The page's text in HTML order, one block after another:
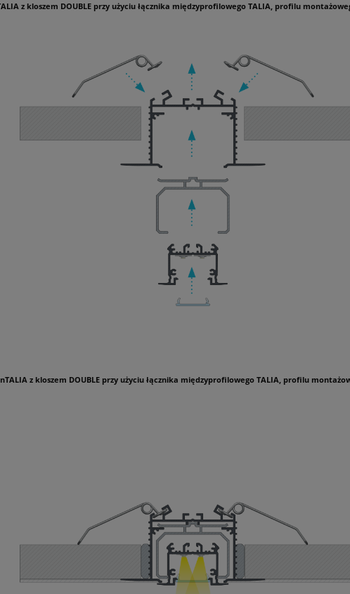
z kloszem DOUBLE przy użyciu łącznika międzyprofilowego TALIA, profilu
z kloszem DOUBLE przy użyciu łącznika międzyprofilowego TALIA, profilu